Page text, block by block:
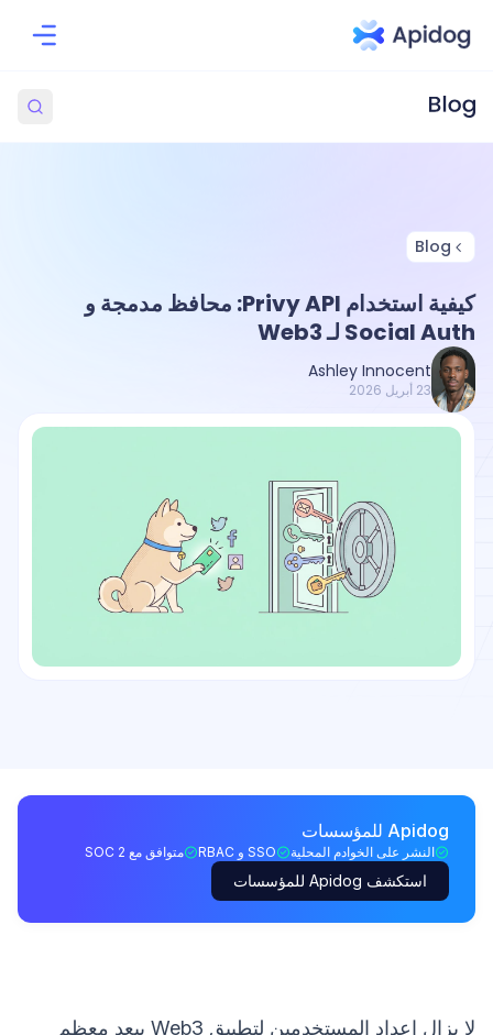
Blog
كيفية استخدام Privy API: محافظ مدمجة و
Social Auth لـ Web3
Ashley Innocent
23 أبريل 2026
Apidog للمؤسسات
النشر على الخوادم المحلية SSO و RBAC متوافق مع SOC 2
استكشف Apidog للمؤسسات
لا يزال إعداد المستخدمين لتطبيق Web3 يبعد معظم